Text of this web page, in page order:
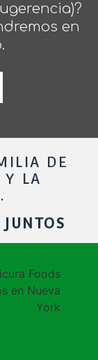
en
DE
Y LA